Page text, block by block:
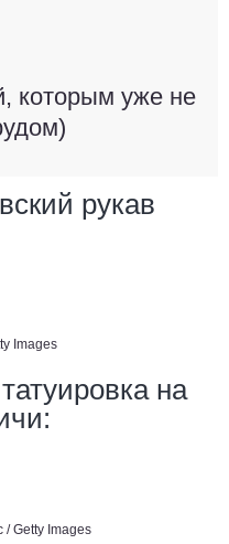
которым уже не
рукав
Images
на
/ Getty Images